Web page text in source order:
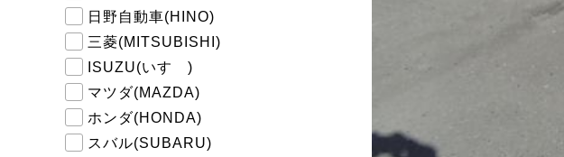
日野自動車(HINO)
三菱(MITSUBISHI)
ISUZU(いすゞ)
マツダ(MAZDA)
ホンダ(HONDA)
スバル(SUBARU)